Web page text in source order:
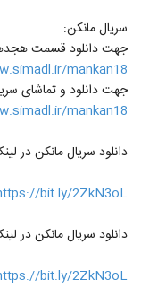
سریال مانکن:
جهت دانلود قسمت
mankan18/
جهت دانلود و تماشای
mankan18/
دانلود سریال مانکن در
bit.ly/2ZkN3oL
دانلود سریال مانکن در
bit.ly/2ZkN3oL